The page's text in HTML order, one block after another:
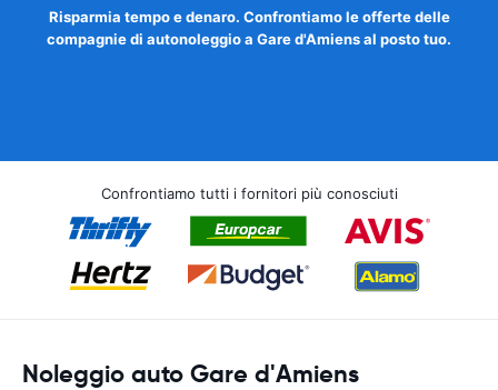
Risparmia tempo e denaro. Confrontiamo le offerte delle
compagnie di autonoleggio a Gare d'Amiens al posto tuo.
Confrontiamo tutti i fornitori più conosciuti
Noleggio auto Gare d'Amiens